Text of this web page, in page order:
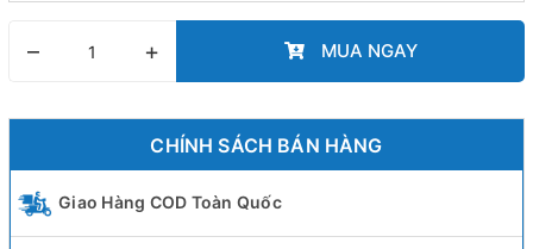
– + MUA NGAY
CHÍNH SÁCH BÁN HÀNG
Giao Hàng COD Toàn Quốc